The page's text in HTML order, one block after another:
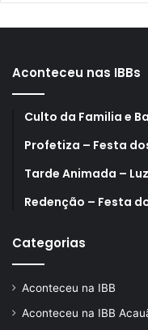
Aconteceu nas IBBs
Culto da Familia e
Profetiza – Festa
Tarde Animada –
Redenção – Festa
Categorias
Aconteceu na IBB
Aconteceu na IBB